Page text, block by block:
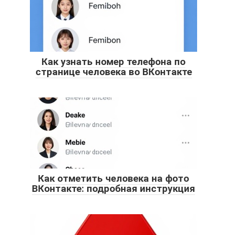
Как узнать номер телефона по
странице человека во ВКонтакте
Как отметить человека на фото
ВКонтакте: подробная инструкция